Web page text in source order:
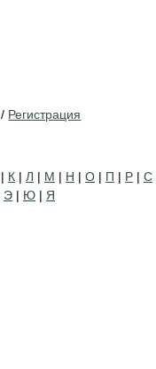
/ Регистрация
| К | Л | М | Н | О | П | Р | С
Э | Ю | Я